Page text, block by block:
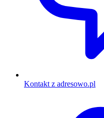
Kontakt z adresowo.pl